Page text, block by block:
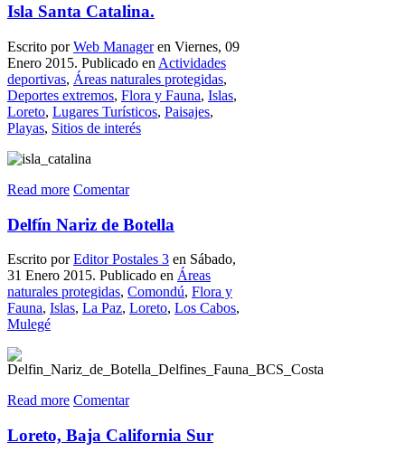
Isla Santa Catalina.
Escrito porWeb Manageren Viernes, 09
Enero 2015. Publicado en Actividades
deportivas, Áreas naturales protegidas,
Deportes extremos, Flora y Fauna, Islas,
Loreto, Lugares Turísticos, Paisajes,
Playas, Sitios de interés
Read more Comentar
Delfín Nariz de Botella
Escrito porEditor Postales 3 en Sábado,
31 Enero 2015. Publicado en Áreas
naturales protegidas, Comondú, Flora y
Fauna, Islas, La Paz, Loreto, Los Cabos,
Mulegé
Read more Comentar
Loreto, Baja California Sur